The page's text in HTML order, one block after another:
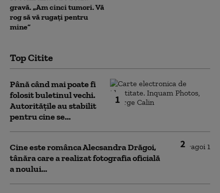
gravă. „Am cinci tumori. Vă
rog să vă rugați pentru
mine”
Top Citite
1
Până când mai poate fi
folosit buletinul vechi.
Autoritățile au stabilit
pentru cine se...
2
Cine este românca Alecsandra Drăgoi,
tânăra care a realizat fotografia oficială
a noului...